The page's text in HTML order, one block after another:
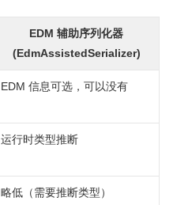
EDM 辅助序列化器
(EdmAssistedSerializer)
EDM 信息可选，可以没有
运行时类型推断
略低（需要推断类型）